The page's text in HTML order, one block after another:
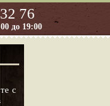
76
до 19:00
с